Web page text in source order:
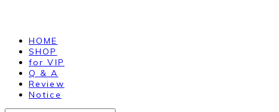
HOME
SHOP
for VIP
Q & A
Review
Notice